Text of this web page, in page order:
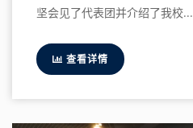
坚会见了代表团并介绍了我校...
查看详情